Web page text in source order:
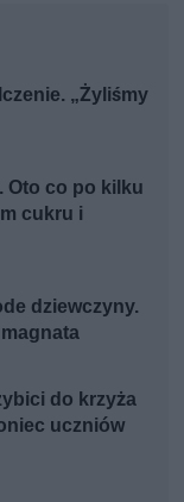
„Żyliśmy
Oto co po kilku
cukru i
dziewczyny.
do krzyża
uczniów